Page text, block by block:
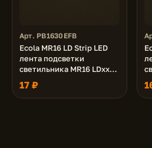
Арт. PB1630EFB
Ecola MR16 LD Strip LED
лента подсветки
светильника MR16 LDxxxx
24V, 3.0W, Синяя Blue
17 ₽